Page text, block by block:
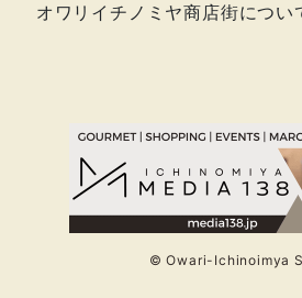
オワリイチノミヤ商店街につい
© Owari-Ichinoimya